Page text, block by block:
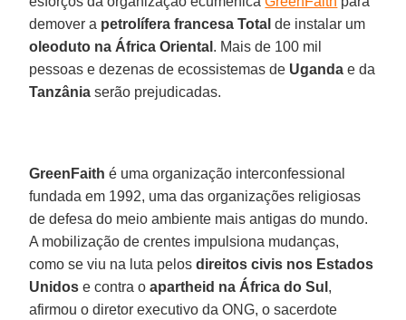
demover a petrolífera francesa Total de instalar um
oleoduto na África Oriental . Mais de 100 mil
pessoas e dezenas de ecossistemas de Uganda e da
Tanzânia serão prejudicadas.
GreenFaith é uma organização interconfessional
fundada em 1992, uma das organizações religiosas
de defesa do meio ambiente mais antigas do mundo.
A mobilização de crentes impulsiona mudanças,
como se viu na luta pelosdireitos civis nos Estados
Unidos e contra oapartheid na África do Sul ,
afirmou o diretor executivo da ONG, o sacerdote